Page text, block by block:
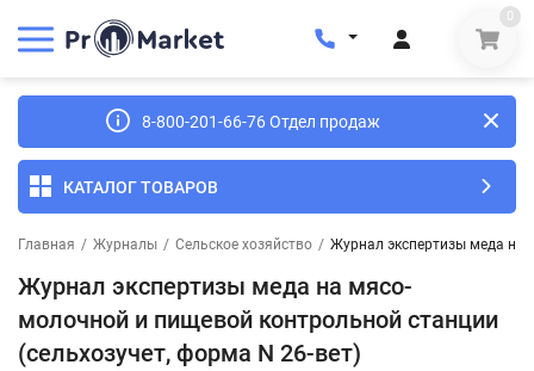
0
8-800-201-66-76 Отдел продаж
КАТАЛОГ ТОВАРОВ
Главная / Журналы / Сельское хозяйство / Журнал экспертизы меда на
Журнал экспертизы меда на мясо-
молочной и пищевой контрольной станции
(сельхозучет, форма N 26-вет)